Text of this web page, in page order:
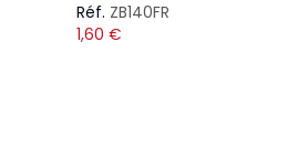
Réf. ZB140FR
1,60 €